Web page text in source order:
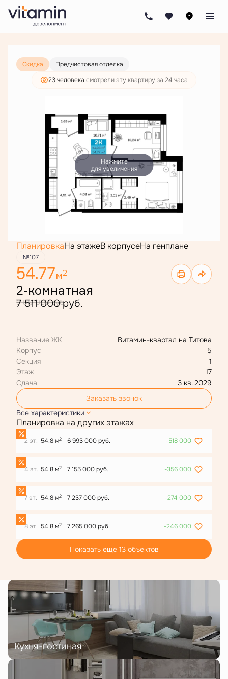
2-комнатная 9 817 000 руб.
7 511 000 руб.
Скидка
Предчистовая отделка
23 человекa смотрели эту квартиру за 24 часа
Нажмите
для увеличения
ПланировкаНа этажеВ корпусеНа генплане
№107
54.77м2
2-комнатная
9 817 000 руб.
7 511 000 руб.
Название ЖК
Витамин-квартал на Титова
Корпус
5
Секция
1
Этаж
17
Сдача
3 кв. 2029
Заказать звонок
Все характеристики
Планировка на других этажах
2 эт. 54.8 м2 6 993 000 руб. -518 000
4 эт. 54.8 м2 7 155 000 руб. -356 000
7 эт. 54.8 м2 7 237 000 руб. -274 000
8 эт. 54.8 м2 7 265 000 руб. -246 000
Показать еще 13 объектов
Кухня-гостиная